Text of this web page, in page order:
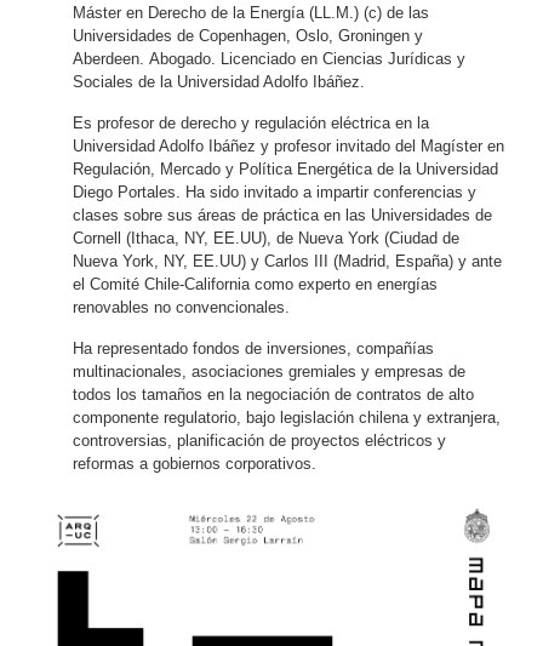
Máster en Derecho de la Energía (LL.M.) (c) de las
Universidades de Copenhagen, Oslo, Groningen y
Aberdeen. Abogado. Licenciado en Ciencias Jurídicas y
Sociales de la Universidad Adolfo Ibáñez.
Es profesor de derecho y regulación eléctrica en la
Universidad Adolfo Ibáñez y profesor invitado del Magíster en
Regulación, Mercado y Política Energética de la Universidad
Diego Portales. Ha sido invitado a impartir conferencias y
clases sobre sus áreas de práctica en las Universidades de
Cornell (Ithaca, NY, EE.UU), de Nueva York (Ciudad de
Nueva York, NY, EE.UU) y Carlos III (Madrid, España) y ante
el Comité Chile-California como experto en energías
renovables no convencionales.
Ha representado fondos de inversiones, compañías
multinacionales, asociaciones gremiales y empresas de
todos los tamaños en la negociación de contratos de alto
componente regulatorio, bajo legislación chilena y extranjera,
controversias, planificación de proyectos eléctricos y
reformas a gobiernos corporativos.